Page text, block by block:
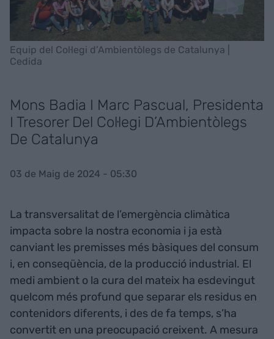
Equip del Col·legi d’Ambientòlegs de Catalunya |
Cedida
Mons Badia I Marc Pascual, Presidenta
I Tresorer Del Col·legi D’Ambientòlegs
De Catalunya
03 de Maig de 2024 - 05:30
La transversalitat de l’emergència climàtica
impacta sobre la nostra economia i ja està
canviant les premisses més bàsiques del consum
i, en conseqüència, de la producció industrial. El
medi ambient o la cura del mateix ha esdevingut
quelcom més profund que separar els residus en
contenidors diferents, i des de fa temps, s’ha
convertit en una preocupació creixent. A mesura